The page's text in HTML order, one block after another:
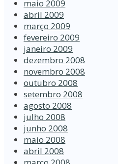
maio 2009
abril 2009
março 2009
fevereiro 2009
janeiro 2009
dezembro 2008
novembro 2008
outubro 2008
setembro 2008
agosto 2008
julho 2008
junho 2008
maio 2008
abril 2008